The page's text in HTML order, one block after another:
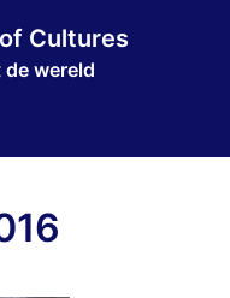
Cultures
wereld